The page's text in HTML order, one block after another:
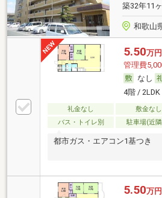
築32年11
和歌山
5.50万円
管理費
なし
4階 /
礼金なし 敷金なし
バス・トイレ別
駐車場(近
都市ガス・エアコン1基つき
5.50万円